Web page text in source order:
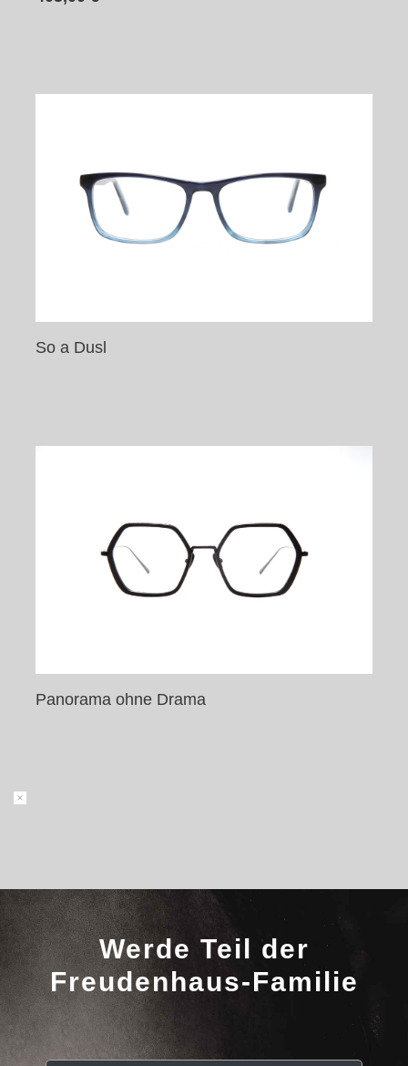
So a Dusl
Panorama ohne Drama
Werde Teil der
Freudenhaus-Familie